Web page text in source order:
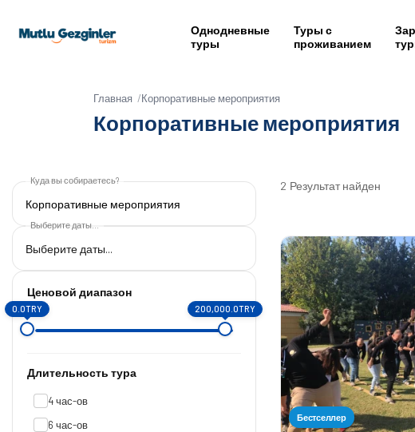
Однодневные
туры
Туры с
проживанием
Главная Корпоративные мероприятия
Корпоративные мероприятия
Куда вы собираетесь?
Корпоративные мероприятия
Выберите даты...
Ценовой диапазон
0.0TRY 200,000.0TRY
Длительность тура
4 час-ов
6 час-ов
2 Результат найден
Бестселлер